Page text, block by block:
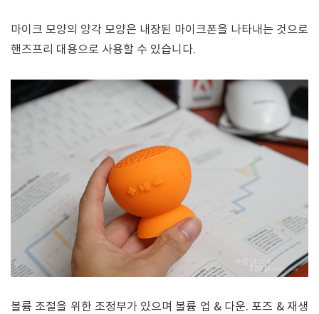
마이크 모양의 양각 모양은 내장된 마이크폰을 나타내는 것으로
핸즈프리 대용으로 사용할 수 있습니다.
볼륨 조절을 위한 조정부가 있으며 볼륨 업 & 다운. 포즈 & 재생